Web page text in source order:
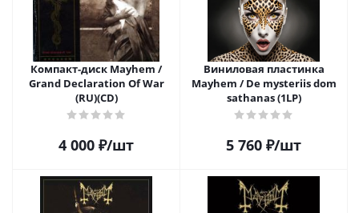
Компакт-диск Mayhem /
Grand Declaration Of War
(RU)(CD)
4 000 ₽/шт
Виниловая пластинка
Mayhem / De mysteriis dom
sathanas (1LP)
5 760 ₽/шт